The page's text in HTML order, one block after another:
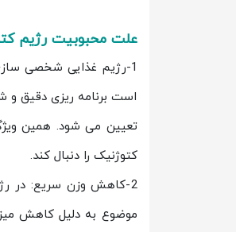
علت محبوبیت رژیم
1-رژیم غذایی شخصی
است برنامه ریزی دقیق
تعیین می شود. همین
کتوژنیک را دنبال کند.
2-کاهش وزن سریع: در
موضوع به دلیل کاهش